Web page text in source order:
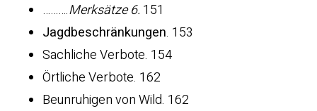
……….Merksätze 6. 151
Jagdbeschränkungen. 153
Sachliche Verbote. 154
Örtliche Verbote. 162
Beunruhigen von Wild. 162